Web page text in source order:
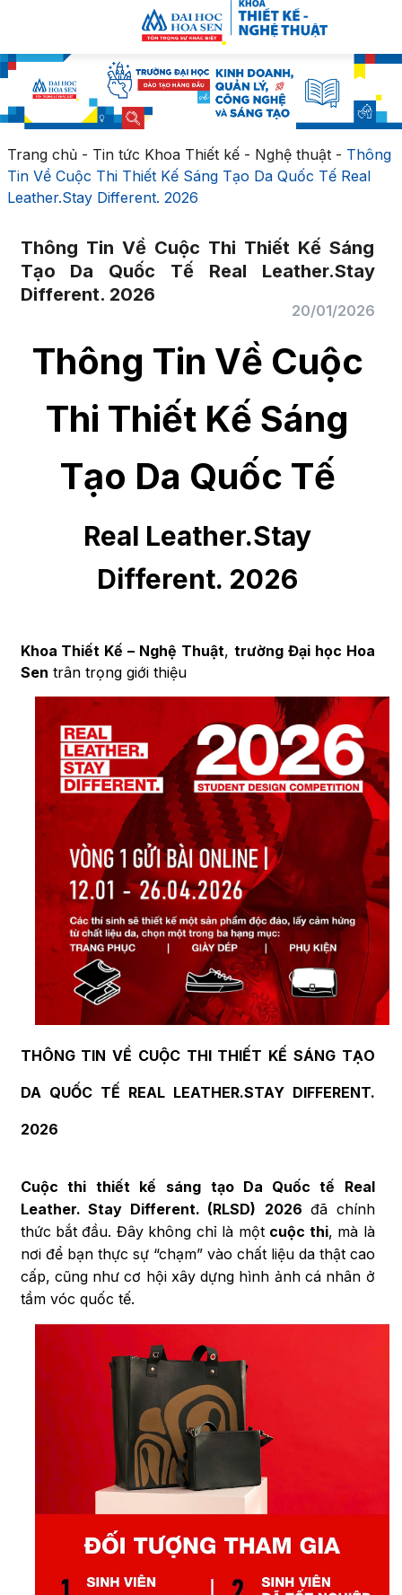
Trang chủ- Tin tức Khoa Thiết kế - Nghệ thuật- Thông
Tin Về Cuộc Thi Thiết Kế Sáng Tạo Da Quốc Tế Real
Leather.Stay Different. 2026
Thông Tin Về Cuộc Thi Thiết Kế Sáng
Tạo Da Quốc Tế Real Leather.Stay
Different. 2026
20/01/2026
Thông Tin Về Cuộc
Thi Thiết Kế Sáng
Tạo Da Quốc Tế
Real Leather.Stay
Different. 2026
Khoa Thiết Kế – Nghệ Thuật, trường Đại học Hoa
Sen trân trọng giới thiệu
THÔNG TIN VỀ CUỘC THI THIẾT KẾ SÁNG TẠO
DA QUỐC TẾ REAL LEATHER.STAY DIFFERENT.
2026
Cuộc thi thiết kế
sáng tạo Da Quốc tế Real
Leather. Stay Different. (RLSD) 2026 đã chính
thức bắt đầu. Đây không chỉ là một cuộc thi, mà là
nơi để bạn thực sự “chạm” vào chất liệu da thật cao
cấp, cũng như cơ hội xây dựng hình ảnh cá nhân ở
tầm vóc quốc tế.